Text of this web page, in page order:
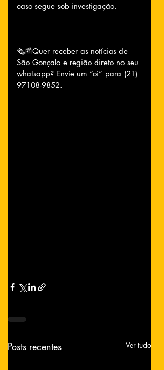
caso segue sob investigação.
🗞📰Quer receber as notícias de
São Gonçalo e região direto no seu
whatsapp? Envie um “oi” para (21)
97108-9852.
Posts recentes Ver tudo